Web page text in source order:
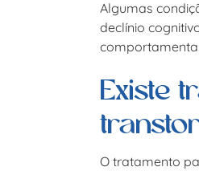
Algumas
declínio
Existe
O tratamento